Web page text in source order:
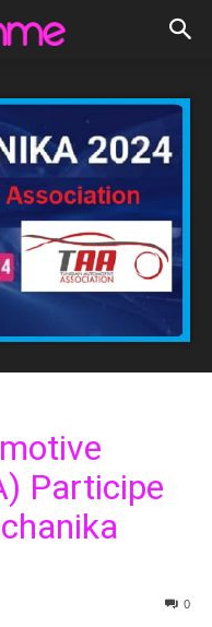
Participe
0